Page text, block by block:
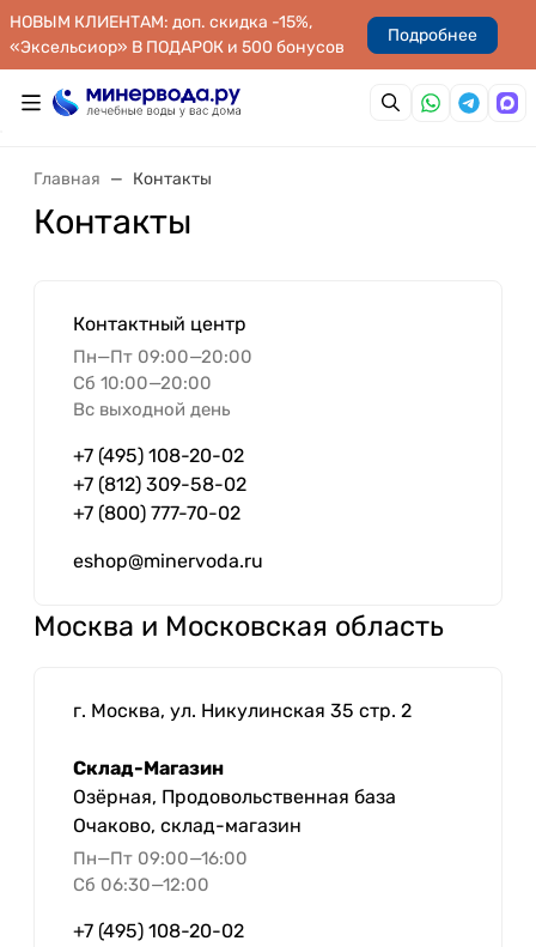
НОВЫМ КЛИЕНТАМ: доп. скидка -15%,
«Эксельсиор» В ПОДАРОК и 500 бонусов
Подробнее
Главная Контакты
Контакты
Контактный центр
Пн—Пт 09:00—20:00
Сб 10:00—20:00
Вс выходной день
+7 (495) 108-20-02
+7 (812) 309-58-02
+7 (800) 777-70-02
eshop@minervoda.ru
Москва и Московская область
г. Москва, ул. Никулинская 35 стр. 2
Склад-Магазин
Озёрная, Продовольственная база
Очаково, склад-магазин
Пн—Пт 09:00—16:00
Сб 06:30—12:00
+7 (495) 108-20-02